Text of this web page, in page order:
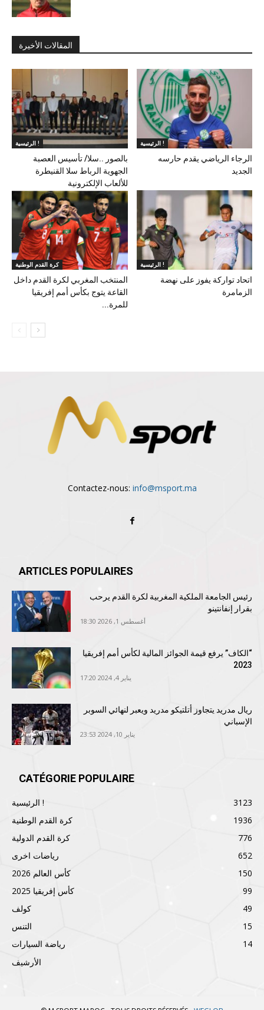
المقالات الأخيرة
الرئيسية !
بالصور ..سلا/ تأسيس العصبة
الجهوية الرباط سلا القنيطرة
للألعاب الإلكترونية
الرئيسية !
الرجاء الرياضي يقدم حارسه
الجديد
كرة القدم الوطنية
المنتخب المغربي لكرة القدم داخل
القاعة يتوج بكأس أمم إفريقيا
للمرة...
الرئيسية !
اتحاد تواركة يفوز على نهضة
الزمامرة
Contactez-nous: info@msport.ma
ARTICLES POPULAIRES
رئيس الجامعة الملكية المغربية لكرة القدم يرحب
بقرار إنفانتينو
أغسطس 1, 2026 18:30
“الكاف” يرفع قيمة الجوائز المالية لكأس أمم إفريقيا
2023
يناير 4, 2024 17:20
ريال مدريد يتجاوز أتلتيكو مدريد ويعبر لنهائي السوبر
الإسباني
يناير 10, 2024 23:53
CATÉGORIE POPULAIRE
الرئيسية !
3123
كرة القدم الوطنية
1936
كرة القدم الدولية
776
رياضات اخرى
652
كأس العالم 2026
150
كأس إفريقيا 2025
99
كولف
49
التنس
15
رياضة السيارات
14
الأرشيف